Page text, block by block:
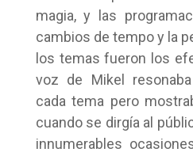
magia, y las
cambios de tempo y la
los temas fueron los
voz de Mikel
cada tema pero
cuando se dirgía al
innumerables